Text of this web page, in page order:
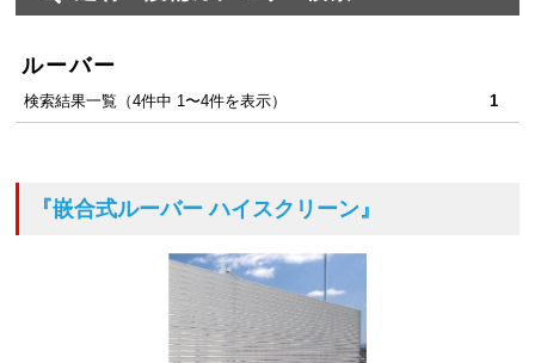
ルーバー
検索結果一覧（4件中 1〜4件を表示） 1
『嵌合式ルーバー ハイスクリーン』